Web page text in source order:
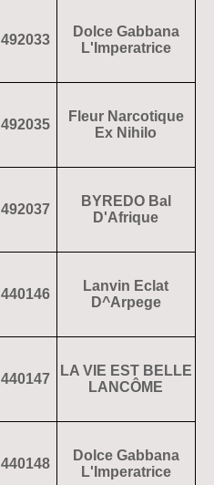
492033
Dolce Gabbana
L'Imperatrice
492035
Fleur Narcotique
Ex Nihilo
492037
BYREDO Bal
D'Afrique
440146
Lanvin Eclat
D^Arpege
440147
LA VIE EST BELLE
LANCÔME
440148
Dolce Gabbana
L'Imperatrice